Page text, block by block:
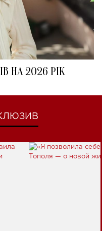
НА 2026 РІК